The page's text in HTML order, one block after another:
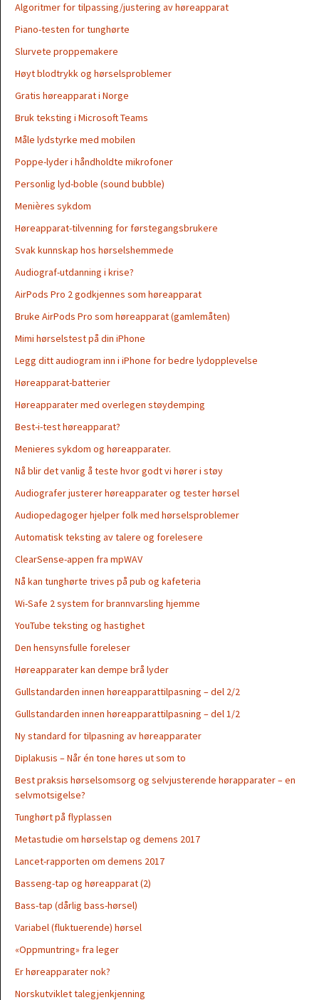
Algoritmer for tilpassing/justering av høreapparat
Piano-testen for tunghørte
Slurvete proppemakere
Høyt blodtrykk og hørselsproblemer
Gratis høreapparat i Norge
Bruk teksting i Microsoft Teams
Måle lydstyrke med mobilen
Poppe-lyder i håndholdte mikrofoner
Personlig lyd-boble (sound bubble)
Menières sykdom
Høreapparat-tilvenning for førstegangsbrukere
Svak kunnskap hos hørselshemmede
Audiograf-utdanning i krise?
AirPods Pro 2 godkjennes som høreapparat
Bruke AirPods Pro som høreapparat (gamlemåten)
Mimi hørselstest på din iPhone
Legg ditt audiogram inn i iPhone for bedre lydopplevelse
Høreapparat-batterier
Høreapparater med overlegen støydemping
Best-i-test høreapparat?
Menieres sykdom og høreapparater.
Nå blir det vanlig å teste hvor godt vi hører i støy
Audiografer justerer høreapparater og tester hørsel
Audiopedagoger hjelper folk med hørselsproblemer
Automatisk teksting av talere og forelesere
ClearSense-appen fra mpWAV
Nå kan tunghørte trives på pub og kafeteria
Wi-Safe 2 system for brannvarsling hjemme
YouTube teksting og hastighet
Den hensynsfulle foreleser
Høreapparater kan dempe brå lyder
Gullstandarden innen høreapparattilpasning – del 2/2
Gullstandarden innen høreapparattilpasning – del 1/2
Ny standard for tilpasning av høreapparater
Diplakusis – Når én tone høres ut som to
Best praksis hørselsomsorg og selvjusterende hørapparater – en
selvmotsigelse?
Tunghørt på flyplassen
Metastudie om hørselstap og demens 2017
Lancet-rapporten om demens 2017
Basseng-tap og høreapparat (2)
Bass-tap (dårlig bass-hørsel)
Variabel (fluktuerende) hørsel
«Oppmuntring» fra leger
Er høreapparater nok?
Norskutviklet talegjenkjenning